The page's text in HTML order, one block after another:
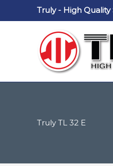
Truly - High Quality
Truly TL 32 E